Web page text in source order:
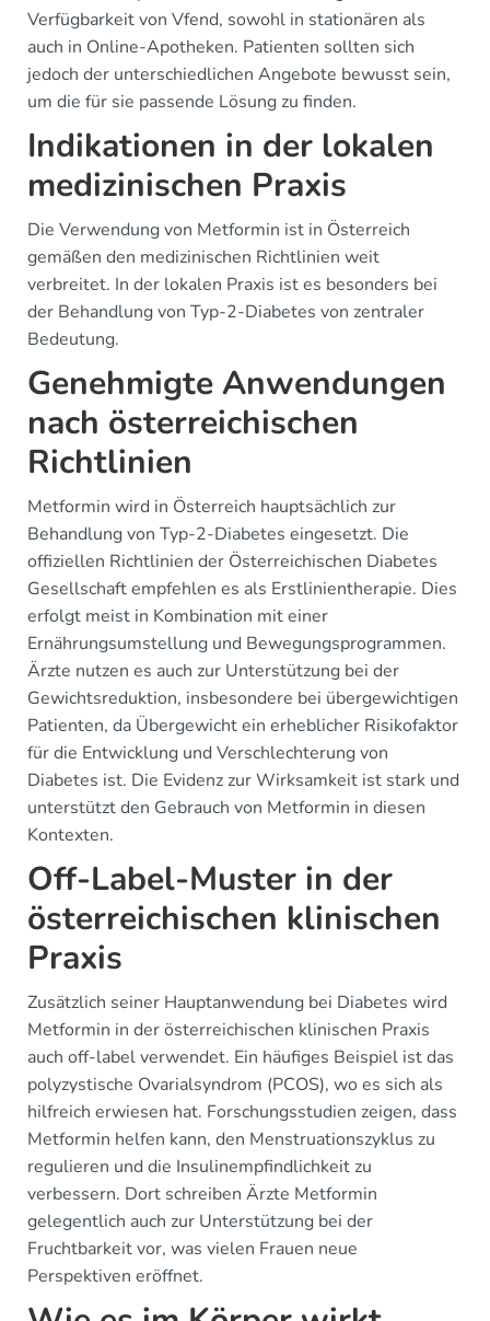
Verfügbarkeit von Vfend, sowohl in stationären als
auch in Online-Apotheken. Patienten sollten sich
jedoch der unterschiedlichen Angebote bewusst sein,
um die für sie passende Lösung zu finden.
Indikationen in der lokalen
medizinischen Praxis
Die Verwendung von Metformin ist in Österreich
gemäßen den medizinischen Richtlinien weit
verbreitet. In der lokalen Praxis ist es besonders bei
der Behandlung von Typ-2-Diabetes von zentraler
Bedeutung.
Genehmigte Anwendungen
nach österreichischen
Richtlinien
Metformin wird in Österreich hauptsächlich zur
Behandlung von Typ-2-Diabetes eingesetzt. Die
offiziellen Richtlinien der Österreichischen Diabetes
Gesellschaft empfehlen es als Erstlinientherapie. Dies
erfolgt meist in Kombination mit einer
Ernährungsumstellung und Bewegungsprogrammen.
Ärzte nutzen es auch zur Unterstützung bei der
Gewichtsreduktion, insbesondere bei übergewichtigen
Patienten, da Übergewicht ein erheblicher Risikofaktor
für die Entwicklung und Verschlechterung von
Diabetes ist. Die Evidenz zur Wirksamkeit ist stark und
unterstützt den Gebrauch von Metformin in diesen
Kontexten.
Off-Label-Muster in der
österreichischen klinischen
Praxis
Zusätzlich seiner Hauptanwendung bei Diabetes wird
Metformin in der österreichischen klinischen Praxis
auch off-label verwendet. Ein häufiges Beispiel ist das
polyzystische Ovarialsyndrom (PCOS), wo es sich als
hilfreich erwiesen hat. Forschungsstudien zeigen, dass
Metformin helfen kann, den Menstruationszyklus zu
regulieren und die Insulinempfindlichkeit zu
verbessern. Dort schreiben Ärzte Metformin
gelegentlich auch zur Unterstützung bei der
Fruchtbarkeit vor, was vielen Frauen neue
Perspektiven eröffnet.